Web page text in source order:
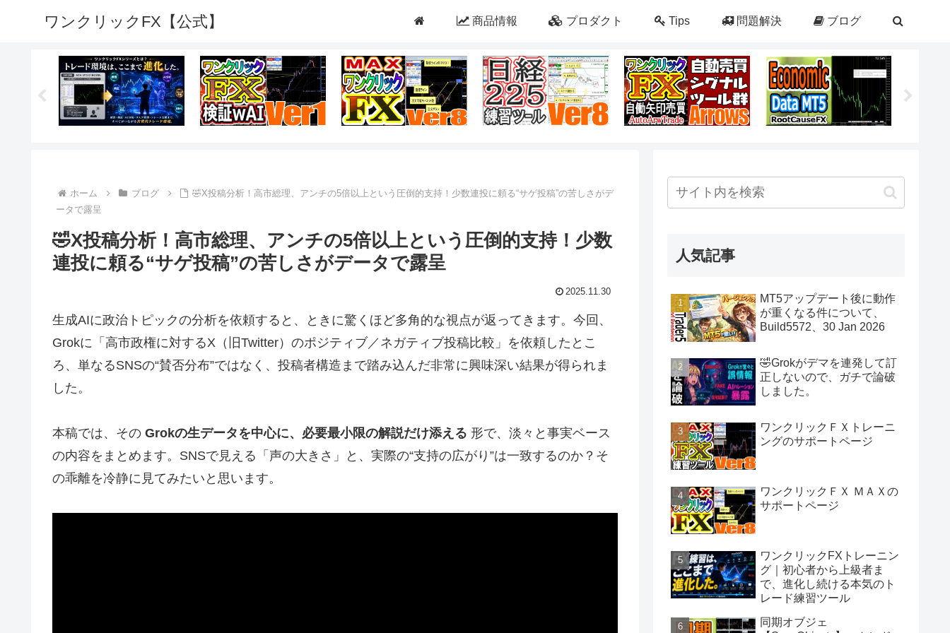
ワンクリックFX【公式】 商品情報 プロダクト Tips 問題解決 ブログ
ホーム ブログ
🤣X投稿分析！高市総理、アンチの5倍以上という圧倒的支持！少数連投に頼る“サゲ投稿”の苦しさがデ
ータで露呈
🤣X投稿分析！高市総理、アンチの5倍以上という圧倒的支持！少数
連投に頼る“サゲ投稿”の苦しさがデータで露呈
2025.11.30
生成AIに政治トピックの分析を依頼すると、ときに驚くほど多角的な視点が返ってきます。今回、
Grokに「高市政権に対するX（旧Twitter）のポジティブ／ネガティブ投稿比較」を依頼したとこ
ろ、単なるSNSの“賛否分布”ではなく、投稿者構造まで踏み込んだ非常に興味深い結果が得られま
した。
本稿では、その Grokの生データを中心に、必要最小限の解説だけ添える 形で、淡々と事実ベース
の内容をまとめます。SNSで見える「声の大きさ」と、実際の“支持の広がり”は一致するのか？そ
の乖離を冷静に見てみたいと思います。
人気記事
MT5アップデート後に動作
が重くなる件について、
Build5572、30 Jan 2026
🤣Grokがデマを連発して訂
正しないので、ガチで論破
しました。
ワンクリックＦＸトレーニ
ングのサポートページ
ワンクリックＦＸ ＭＡＸの
サポートページ
ワンクリックFXトレーニン
グ｜初心者から上級者ま
で、進化し続ける本気のト
レード練習ツール
同期オブジェ